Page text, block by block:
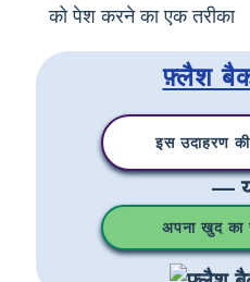
को पेश करने का एक तरीका
फ़्लैश बैक
इस उदाहरण की
—
अपना खुद का